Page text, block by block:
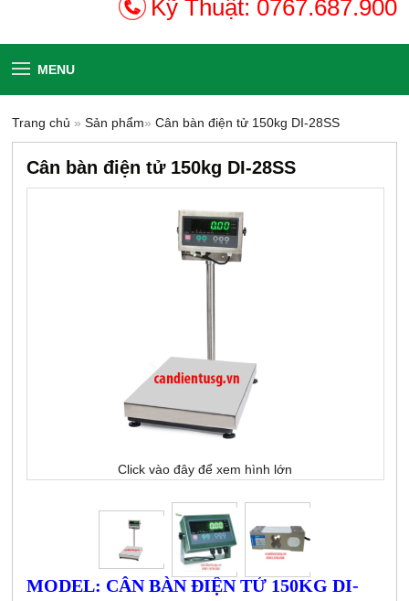
Kỹ Thuật: 0767.687.900
MENU
Trang chủ »Sản phẩm»Cân bàn điện tử 150kg DI-28SS
Cân bàn điện tử 150kg DI-28SS
Click vào đây để xem hình lớn
MODEL: CÂN BÀN ĐIỆN TỬ 150KG DI-